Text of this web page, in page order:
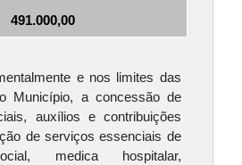
491.000,00
e nos limites das
Município, a concessão de
auxílios e contribuições
de serviços essenciais de
medica hospitalar,